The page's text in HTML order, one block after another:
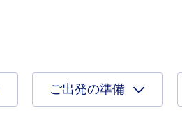
ご出発の準備